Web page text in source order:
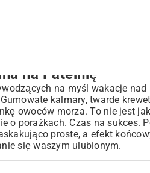
na Patelnię
na myśl wakacje nad
kalmary, twarde
owoców morza. To nie jest
o porażkach. Czas na sukces.
proste, a efekt
się waszym ulubionym.